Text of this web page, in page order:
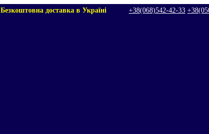
Безкоштовна доставка в Україні +38(068)542‑42‑33